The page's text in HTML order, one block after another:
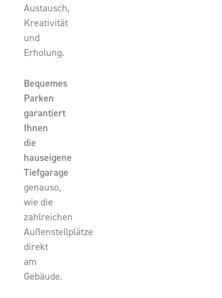
Austausch,
Kreativität
und
Erholung.
Bequemes
Parken
garantiert
Ihnen
die
hauseigene
Tiefgarage
genauso,
wie die
zahlreichen
Außenstellplätze
direkt
am
Gebäude.